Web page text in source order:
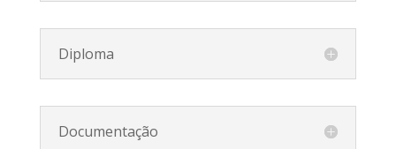
Diploma
Documentação